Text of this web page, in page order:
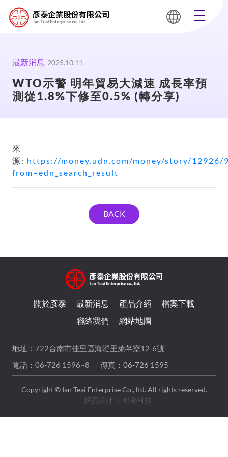
最新消息 2025.10.11
WTO示警 明年貿易大減速 成長率預
測從1.8%下修至0.5% (轉分享)
來
源: https://money.udn.com/money/story/12926/
from=edn_search_result
BACK
關於彥泰 最新消息 產品介紹
檔案下載
聯絡我們
網站地圖
地址： 722台南市佳里區海澄里萊芊寮12-6號
電話： 06-726 1596~8 傳真：06-726 1595
Copyright © Ian Teai Enterprise Co., ltd. All rights reserved.
網頁設計 ｜ 鉅潞科技